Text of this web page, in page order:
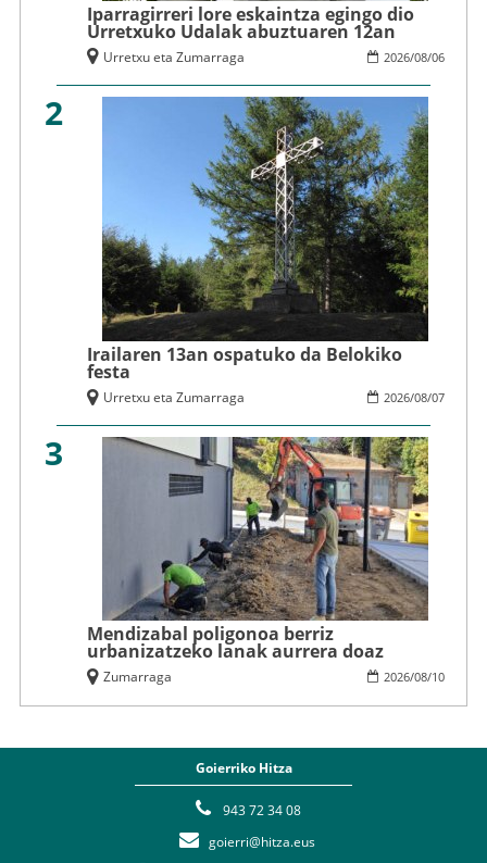
Iparragirreri lore eskaintza egingo dio
Urretxuko Udalak abuztuaren 12an
2026/08/06
Urretxu eta Zumarraga
2
Irailaren 13an ospatuko da Belokiko
festa
2026/08/07
Urretxu eta Zumarraga
3
Mendizabal poligonoa berriz
urbanizatzeko lanak aurrera doaz
2026/08/10
Zumarraga
Goierriko Hitza
943 72 34 08
goierri@hitza.eus